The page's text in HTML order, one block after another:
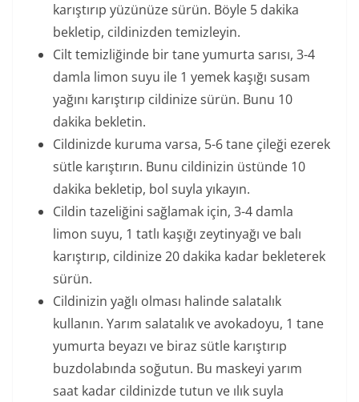
karıştırıp yüzünüze sürün. Böyle 5 dakika
bekletip, cildinizden temizleyin.
Cilt temizliğinde bir tane yumurta sarısı, 3-4
damla limon suyu ile 1 yemek kaşığı susam
yağını karıştırıp cildinize sürün. Bunu 10
dakika bekletin.
Cildinizde kuruma varsa, 5-6 tane çileği ezerek
sütle karıştırın. Bunu cildinizin üstünde 10
dakika bekletip, bol suyla yıkayın.
Cildin tazeliğini sağlamak için, 3-4 damla
limon suyu, 1 tatlı kaşığı zeytinyağı ve balı
karıştırıp, cildinize 20 dakika kadar bekleterek
sürün.
Cildinizin yağlı olması halinde salatalık
kullanın. Yarım salatalık ve avokadoyu, 1 tane
yumurta beyazı ve biraz sütle karıştırıp
buzdolabında soğutun. Bu maskeyi yarım
saat kadar cildinizde tutun ve ılık suyla